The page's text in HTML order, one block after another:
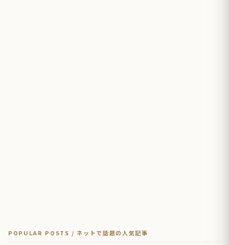
POPULAR POSTS / ネットで話題の人気記事